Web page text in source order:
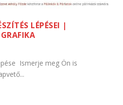
LÉPÉSEI |
Ismerje meg Ön is